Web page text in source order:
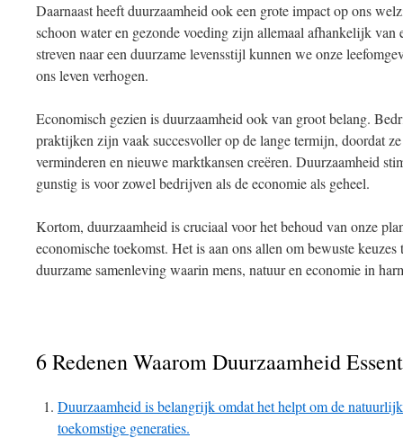
Daarnaast heeft duurzaamheid ook een grote impact op ons
schoon water en gezonde voeding zijn allemaal afhankelijk van
streven naar een duurzame levensstijl kunnen we onze
ons leven verhogen.
Economisch gezien is duurzaamheid ook van groot belang.
praktijken zijn vaak succesvoller op de lange termijn, doordat ze
verminderen en nieuwe marktkansen creëren. Duurzaamheid
gunstig is voor zowel bedrijven als de economie als geheel.
Kortom, duurzaamheid is cruciaal voor het behoud van onze
economische toekomst. Het is aan ons allen om bewuste
duurzame samenleving waarin mens, natuur en economie in
6 Redenen Waarom Duurzaamheid
Duurzaamheid is belangrijk omdat het helpt om de
toekomstige generaties.